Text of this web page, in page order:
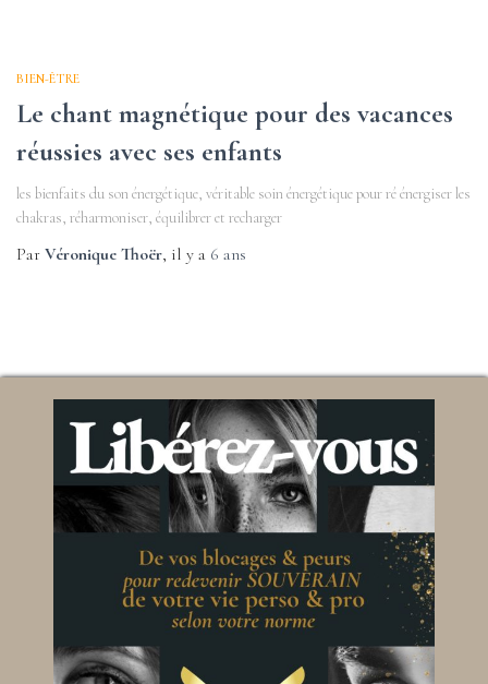
BIEN-ÊTRE
Le chant magnétique pour des vacances
réussies avec ses enfants
les bienfaits du son énergétique, véritable soin énergétique pour ré énergiser les
chakras, réharmoniser, équilibrer et recharger
Par Véronique Thoër, il y a 6 ans